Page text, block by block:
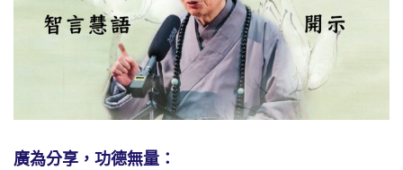
廣為分享，功德無量：